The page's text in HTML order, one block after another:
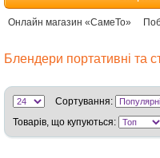
Онлайн магазин «СамеТо»
Блендери портативні та
Сортування:
Товарів, що купуються: